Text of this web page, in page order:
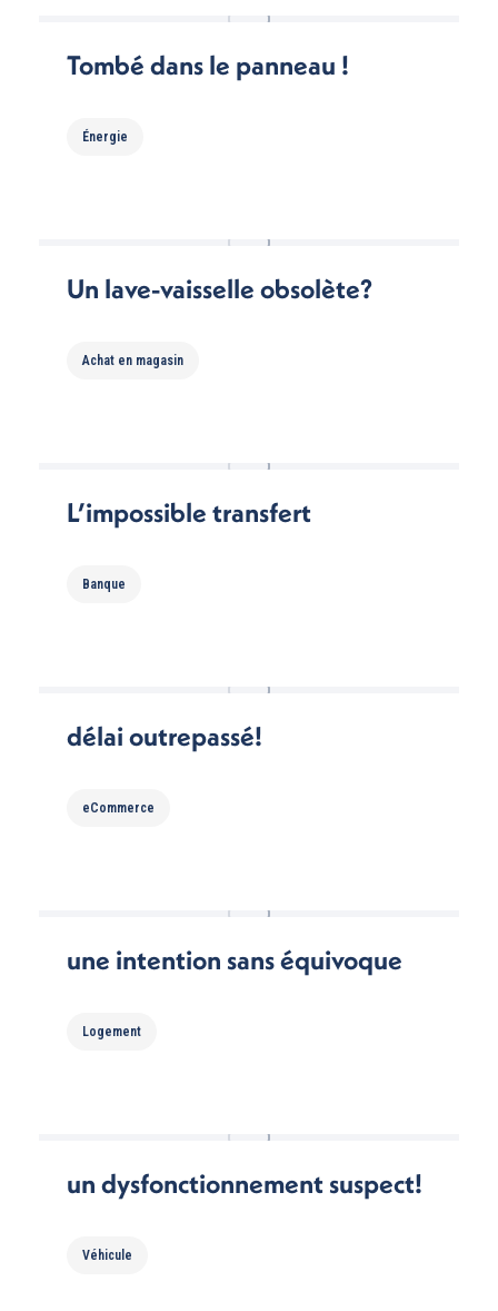
Tombé dans le panneau !
Énergie
Un lave-vaisselle obsolète?
Achat en magasin
L’impossible transfert
Banque
délai outrepassé!
eCommerce
une intention sans équivoque
Logement
un dysfonctionnement suspect!
Véhicule